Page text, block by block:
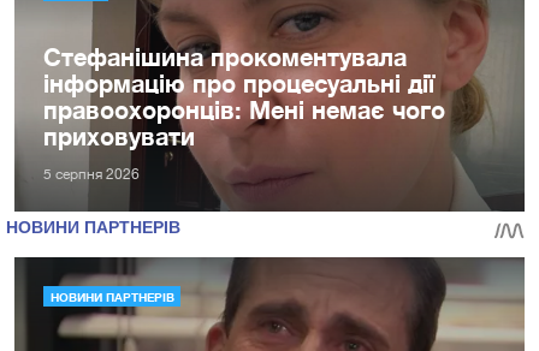
Стефанішина прокоментувала
інформацію про процесуальні дії
правоохоронців: Мені немає чого
приховувати
5 серпня 2026